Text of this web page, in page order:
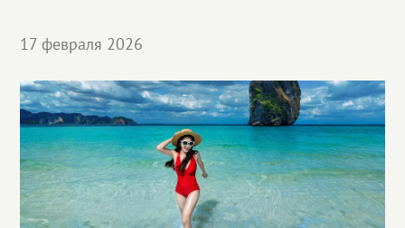
Партнерам
Благотворительность
17 февраля 2026